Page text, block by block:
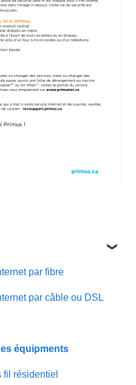
par fibre
par câble ou DSL
équipments
fil résidentiel